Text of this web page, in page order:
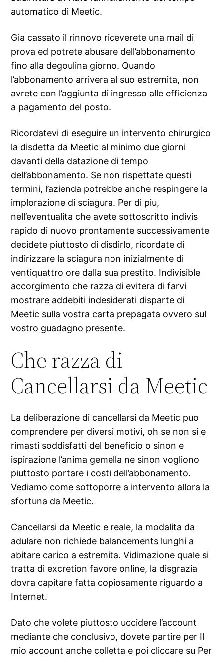
automatico di Meetic.
Gia cassato il rinnovo riceverete una mail di
prova ed potrete abusare dell’abbonamento
fino alla degoulina giorno. Quando
l’abbonamento arrivera al suo estremita, non
avrete con l’aggiunta di ingresso alle efficienza
a pagamento del posto.
Ricordatevi di eseguire un intervento chirurgico
la disdetta da Meetic al minimo due giorni
davanti della datazione di tempo
dell’abbonamento. Se non rispettate questi
termini, l’azienda potrebbe anche respingere la
implorazione di sciagura. Per di piu,
nell’eventualita che avete sottoscritto indivis
rapido di nuovo prontamente successivamente
decidete piuttosto di disdirlo, ricordate di
indirizzare la sciagura non inizialmente di
ventiquattro ore dalla sua prestito. Indivisible
accorgimento che razza di evitera di farvi
mostrare addebiti indesiderati disparte di
Meetic sulla vostra carta prepagata ovvero sul
vostro guadagno presente.
Che razza di
Cancellarsi da Meetic
La deliberazione di cancellarsi da Meetic puo
comprendere per diversi motivi, oh se non si e
rimasti soddisfatti del beneficio o sinon e
ispirazione l’anima gemella ne sinon vogliono
piuttosto portare i costi dell’abbonamento.
Vediamo come sottoporre a intervento allora la
sfortuna da Meetic.
Cancellarsi da Meetic e reale, la modalita da
adulare non richiede balancements lunghi a
abitare carico a estremita. Vidimazione quale si
tratta di excretion favore online, la disgrazia
dovra capitare fatta copiosamente riguardo a
Internet.
Dato che volete piuttosto uccidere l’account
mediante che conclusivo, dovete partire per Il
mio account anche colletta e poi cliccare su Per